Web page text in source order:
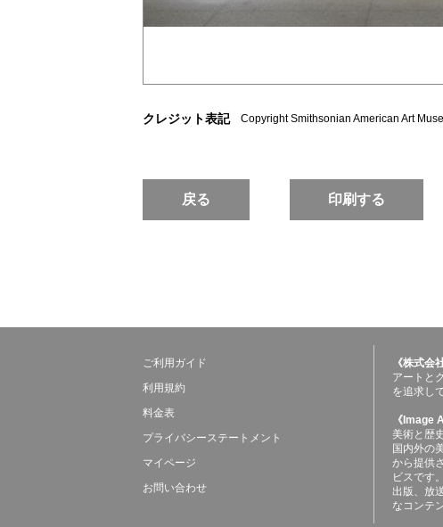
クレジット表記 Copyright Smithsonian American Art
戻る 印刷する
ご利用ガイド
利用規約
料金表
プライバシーステートメント
マイページ
お問い合わせ
《株式会
アートと
を追求し
《Image
美術と歴
国内外の
から提供
ビスです。
出版、放
なコンテ